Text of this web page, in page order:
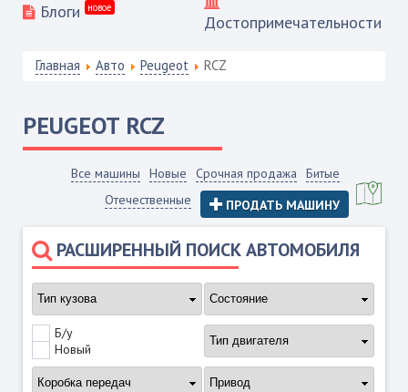
Блоги
новое
Достопримечательности
Главная Авто Peugeot RCZ
PEUGEOT RCZ
Все машины Новые Срочная продажа
Битые
Отечественные
ПРОДАТЬ МАШИНУ
РАСШИРЕННЫЙ ПОИСК АВТОМОБИЛЯ
Б/у
Новый